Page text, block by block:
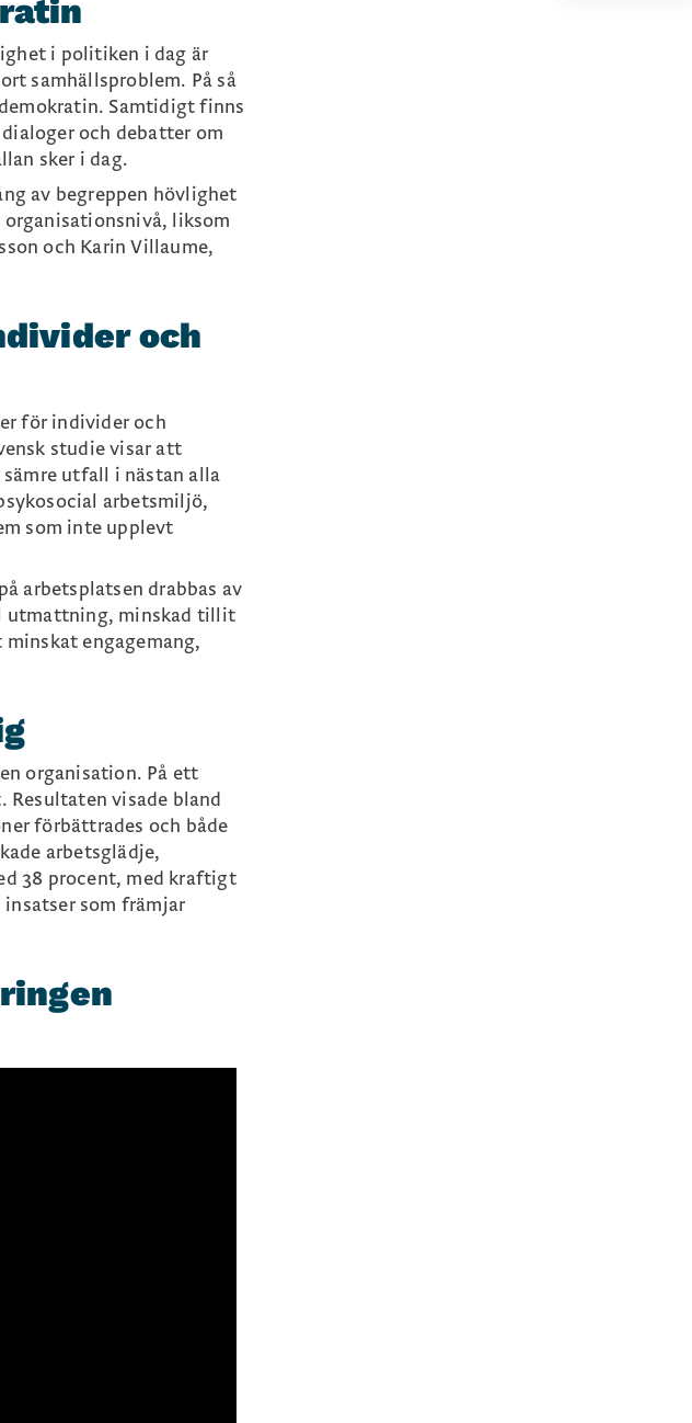
i politiken i dag är
samhällsproblem. På så
Samtidigt finns
och debatter om
sker i dag.
av begreppen hövlighet
liksom
och Karin Villaume,
och
för individer och
studie visar att
utfall i nästan alla
arbetsmiljö,
som inte upplevt
arbetsplatsen drabbas av
utmattning, minskad tillit
engagemang,
organisation. På ett
Resultaten visade bland
förbättrades och både
arbetsglädje,
38 procent, med kraftigt
som främjar